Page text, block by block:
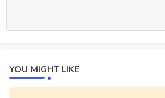
YOU MIGHT LIKE